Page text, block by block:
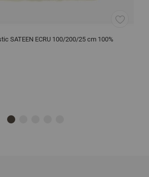
SATEEN ECRU 100/200/25 cm 100%